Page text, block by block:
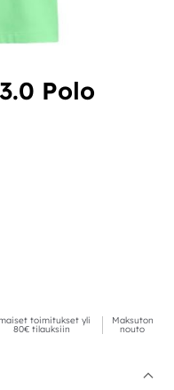
Polo
toimitukset yli
80€ tilauksiin
Maksuton
nouto